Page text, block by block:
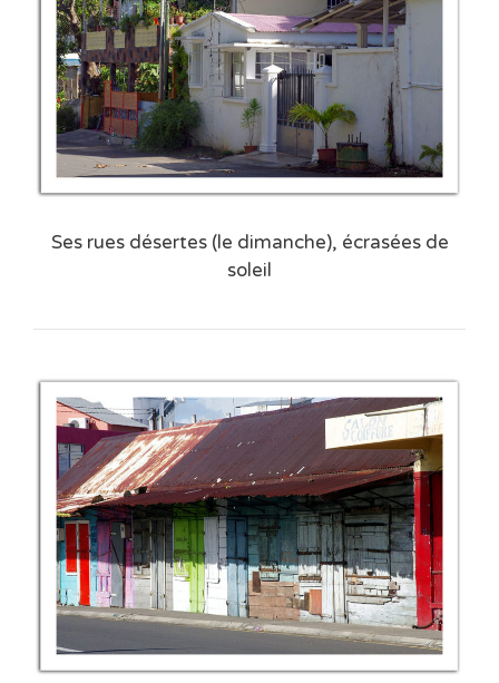
Ses rues désertes (le dimanche), écrasées de
soleil